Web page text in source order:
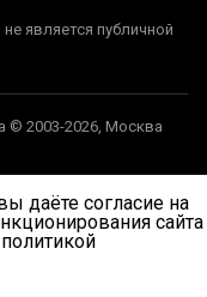
является публичной
© 2003-2026, Москва
даёте согласие на
сайта
политикой